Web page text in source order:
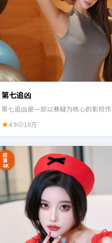
第七追凶
第七追凶是一部以悬疑为核心的影视
4.9 10万
超
清
4K